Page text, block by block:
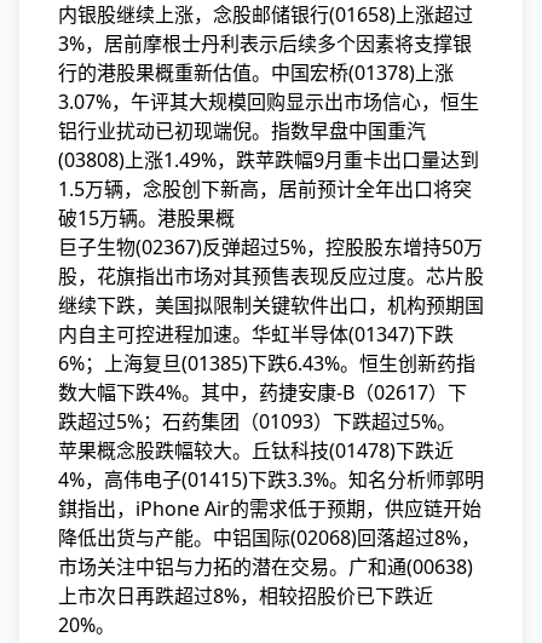
内银股继续上涨，念股邮储银行(01658)上涨超过
3%，居前摩根士丹利表示后续多个因素将支撑银
行的港股果概重新估值。中国宏桥(01378)上涨
3.07%，午评其大规模回购显示出市场信心，恒生
铝行业扰动已初现端倪。指数早盘中国重汽
(03808)上涨1.49%，跌苹跌幅9月重卡出口量达到
1.5万辆，念股创下新高，居前预计全年出口将突
破15万辆。港股果概
巨子生物(02367)反弹超过5%，控股股东增持50万
股，花旗指出市场对其预售表现反应过度。芯片股
继续下跌，美国拟限制关键软件出口，机构预期国
内自主可控进程加速。华虹半导体(01347)下跌
6%；上海复旦(01385)下跌6.43%。恒生创新药指
数大幅下跌4%。其中，药捷安康-B（02617）下
跌超过5%；石药集团（01093）下跌超过5%。
苹果概念股跌幅较大。丘钛科技(01478)下跌近
4%，高伟电子(01415)下跌3.3%。知名分析师郭明
錤指出，iPhone Air的需求低于预期，供应链开始
降低出货与产能。中铝国际(02068)回落超过8%，
市场关注中铝与力拓的潜在交易。广和通(00638)
上市次日再跌超过8%，相较招股价已下跌近
20%。